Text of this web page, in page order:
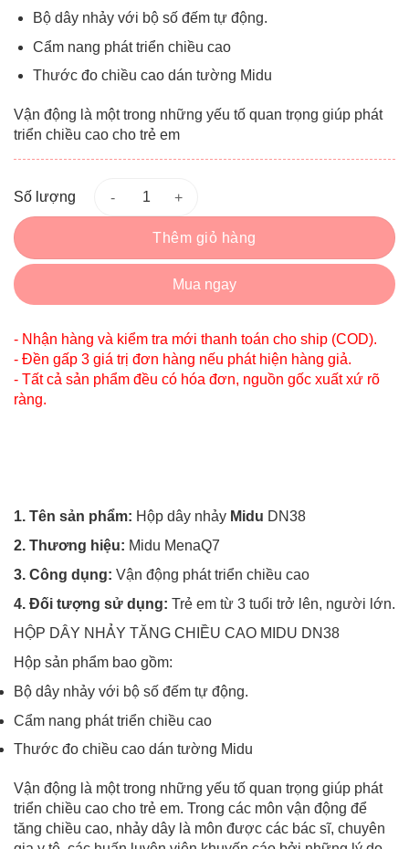
Bộ dây nhảy với bộ số đếm tự động.
Cẩm nang phát triển chiều cao
Thước đo chiều cao dán tường Midu
Vận động là một trong những yếu tố quan trọng giúp phát
triển chiều cao cho trẻ em
Số lượng
Thêm giỏ hàng
Mua ngay
- Nhận hàng và kiểm tra mới thanh toán cho ship (COD).
- Đền gấp 3 giá trị đơn hàng nếu phát hiện hàng giả.
- Tất cả sản phẩm đều có hóa đơn, nguồn gốc xuất xứ rõ
ràng.
1. Tên sản phẩm: Hộp dây nhảy Midu DN38
2. Thương hiệu: Midu MenaQ7
3. Công dụng: Vận động phát triển chiều cao
4. Đối tượng sử dụng: Trẻ em từ 3 tuổi trở lên, người lớn.
HỘP DÂY NHẢY TĂNG CHIỀU CAO MIDU DN38
Hộp sản phẩm bao gồm:
Bộ dây nhảy với bộ số đếm tự động.
Cẩm nang phát triển chiều cao
Thước đo chiều cao dán tường Midu
Vận động là một trong những yếu tố quan trọng giúp phát
triển chiều cao cho trẻ em. Trong các môn vận động để
tăng chiều cao, nhảy dây là môn được các bác sĩ, chuyên